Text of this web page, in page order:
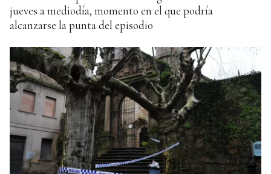
jueves a mediodía, momento en el que podría
alcanzarse la punta del episodio